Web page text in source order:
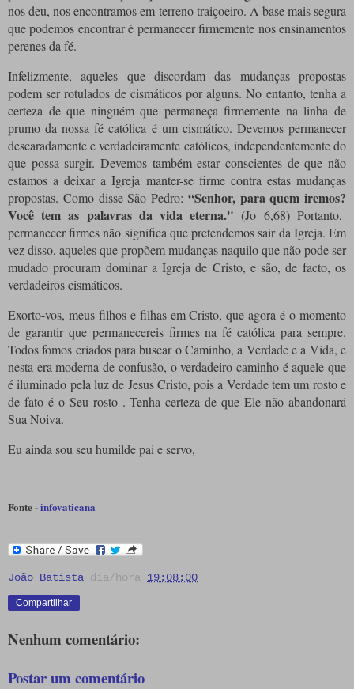
nos deu, nos encontramos em terreno traiçoeiro. A base mais segura
que podemos encontrar é permanecer firmemente nos ensinamentos
perenes da fé.
Infelizmente, aqueles que discordam das mudanças propostas
podem ser rotulados de cismáticos por alguns. No entanto, tenha a
certeza de que ninguém que permaneça firmemente na linha de
prumo da nossa fé católica é um cismático. Devemos permanecer
descaradamente e verdadeiramente católicos, independentemente do
que possa surgir. Devemos também estar conscientes de que não
estamos a deixar a Igreja manter-se firme contra estas mudanças
propostas. Como disse São Pedro: “Senhor, para quem iremos?
Você tem as palavras da vida eterna." (Jo 6,68) Portanto,
permanecer firmes não significa que pretendemos sair da Igreja. Em
vez disso, aqueles que propõem mudanças naquilo que não pode ser
mudado procuram dominar a Igreja de Cristo, e são, de facto, os
verdadeiros cismáticos.
Exorto-vos, meus filhos e filhas em Cristo, que agora é o momento
de garantir que permanecereis firmes na fé católica para sempre.
Todos fomos criados para buscar o Caminho, a Verdade e a Vida, e
nesta era moderna de confusão, o verdadeiro caminho é aquele que
é iluminado pela luz de Jesus Cristo, pois a Verdade tem um rosto e
de fato é o Seu rosto . Tenha certeza de que Ele não abandonará
Sua Noiva.
Eu ainda sou seu humilde pai e servo,
Fonte -infovaticana
João Batista dia/hora 19:08:00
Compartilhar
Nenhum comentário:
Postar um comentário